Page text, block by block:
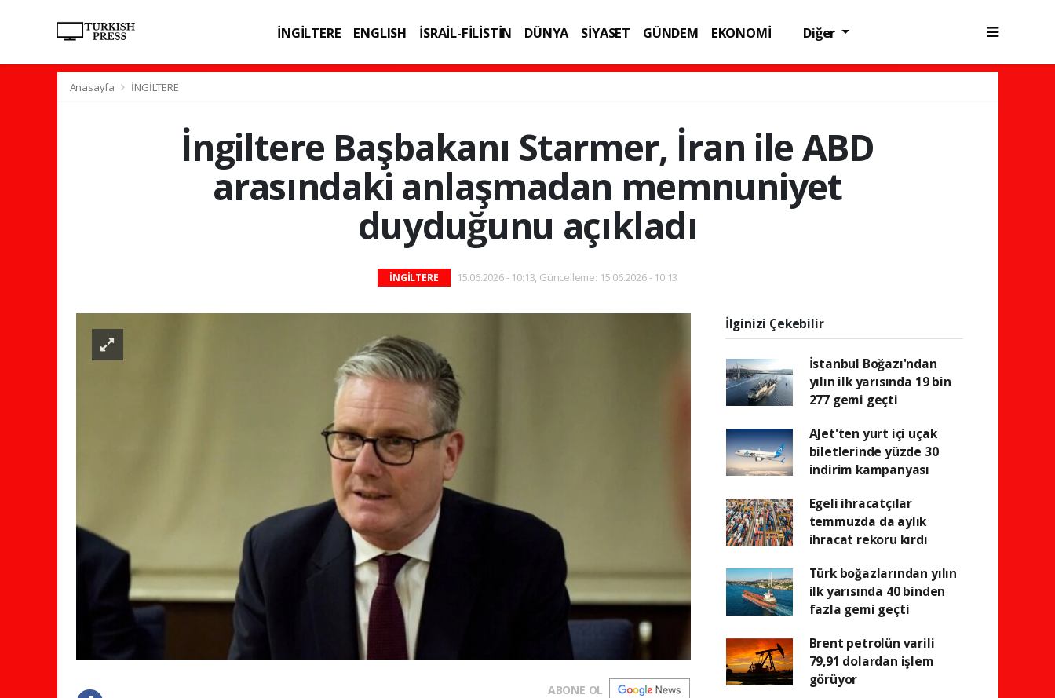
İNGİLTERE ENGLISH İSRAİL-FİLİSTİN DÜNYA SİYASET GÜNDEM
EKONOMİ
Diğer
Anasayfa İNGİLTERE
İngiltere Başbakanı Starmer, İran ile ABD
arasındaki anlaşmadan memnuniyet
duyduğunu açıkladı
İNGİLTERE 15.06.2026 - 10:13, Güncelleme: 15.06.2026 - 10:13
ABONE OL
İlginizi Çekebilir
İstanbul Boğazı'ndan
yılın ilk yarısında 19 bin
277 gemi geçti
AJet'ten yurt içi uçak
biletlerinde yüzde 30
indirim kampanyası
Egeli ihracatçılar
temmuzda da aylık
ihracat rekoru kırdı
Türk boğazlarından yılın
ilk yarısında 40 binden
fazla gemi geçti
Brent petrolün varili
79,91 dolardan işlem
görüyor